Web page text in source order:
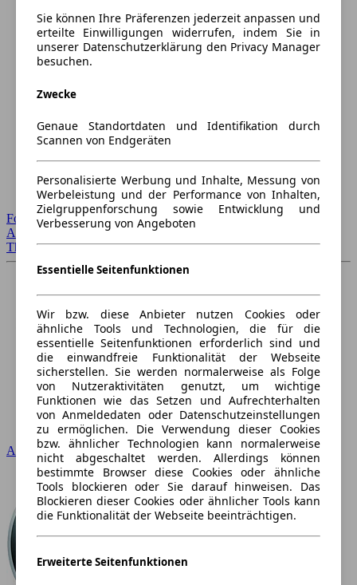
Forum Startseite
Alle Auto-Foren
Themen-Forum
Audi
Sie können Ihre Präferenzen jederzeit anpassen und
erteilte Einwilligungen widerrufen, indem Sie in
unserer Datenschutzerklärung den Privacy Manager
besuchen.
Zwecke
Genaue Standortdaten und Identifikation durch
Scannen von Endgeräten
Personalisierte Werbung und Inhalte, Messung von
Werbeleistung und der Performance von Inhalten,
Zielgruppenforschung sowie Entwicklung und
Verbesserung von Angeboten
Essentielle Seitenfunktionen
Wir bzw. diese Anbieter nutzen Cookies oder
ähnliche Tools und Technologien, die für die
essentielle Seitenfunktionen erforderlich sind und
die einwandfreie Funktionalität der Webseite
sicherstellen. Sie werden normalerweise als Folge
von Nutzeraktivitäten genutzt, um wichtige
Funktionen wie das Setzen und Aufrechterhalten
von Anmeldedaten oder Datenschutzeinstellungen
zu ermöglichen. Die Verwendung dieser Cookies
bzw. ähnlicher Technologien kann normalerweise
nicht abgeschaltet werden. Allerdings können
bestimmte Browser diese Cookies oder ähnliche
Tools blockieren oder Sie darauf hinweisen. Das
Blockieren dieser Cookies oder ähnlicher Tools kann
die Funktionalität der Webseite beeinträchtigen.
Erweiterte Seitenfunktionen